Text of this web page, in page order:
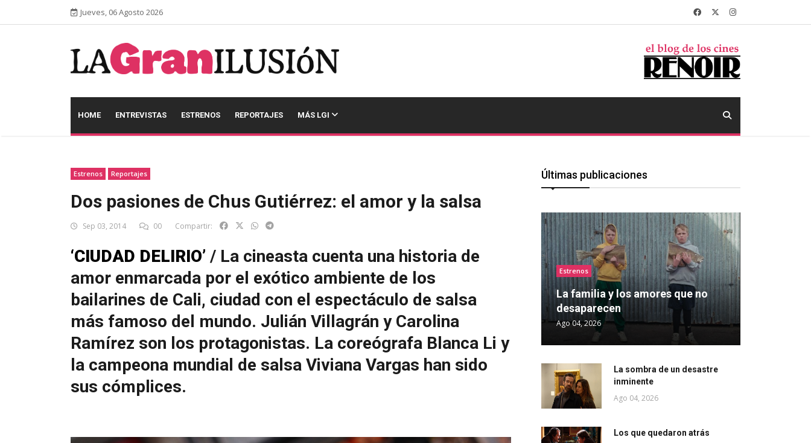
Jueves, 06 Agosto 2026
HOME ENTREVISTAS ESTRENOS REPORTAJES MÁS LGI
Estrenos Reportajes
Dos pasiones de Chus Gutiérrez: el amor y la salsa
Sep 03, 2014 00 Compartir:
‘CIUDAD DELIRIO’ / La cineasta cuenta una historia de
amor enmarcada por el exótico ambiente de los
bailarines de Cali, ciudad con el espectáculo de salsa
más famoso del mundo. Julián Villagrán y Carolina
Ramírez son los protagonistas. La coreógrafa Blanca Li y
la campeona mundial de salsa Viviana Vargas han sido
sus cómplices.
Últimas publicaciones
Estrenos
La familia y los amores que no
desaparecen
Ago 04, 2026
La sombra de un desastre
inminente
Ago 04, 2026
Los que quedaron atrás